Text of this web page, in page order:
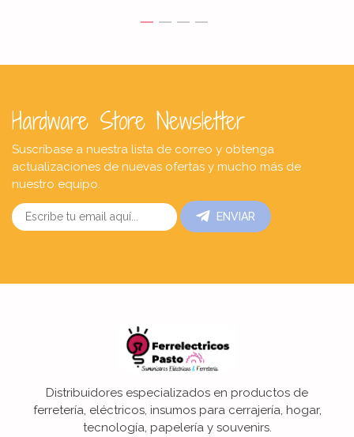
Hardware Store Newsletter
Suscríbase a nuestra lista de correo y obtenga
actualizaciones de nuevas ofertas y mucho más de
nuestro equipo.
ENVIAR
Distribuidores especializados en productos de
ferretería, eléctricos, insumos para cerrajería, hogar,
tecnología, papelería y souvenirs.